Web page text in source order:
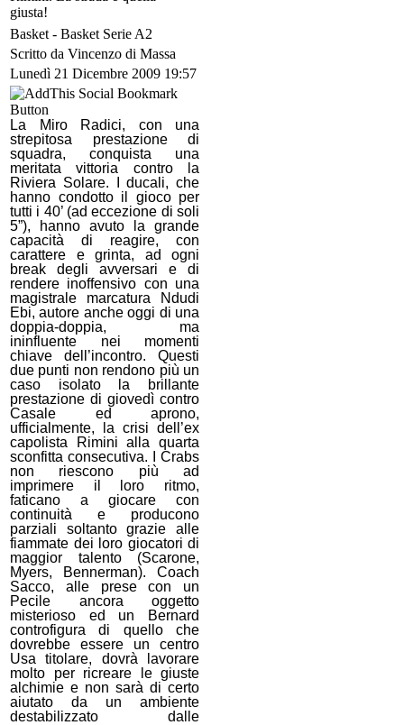
giusta!
Basket - Basket Serie A2
Scritto da Vincenzo di Massa
Lunedì 21 Dicembre 2009 19:57
La Miro Radici, con una
strepitosa prestazione di
squadra, conquista una
meritata vittoria contro la
Riviera Solare. I ducali, che
hanno condotto il gioco per
tutti i 40’ (ad eccezione di soli
5”), hanno avuto la grande
capacità di reagire, con
carattere e grinta, ad ogni
break degli avversari e di
rendere inoffensivo con una
magistrale marcatura Ndudi
Ebi, autore anche oggi di una
doppia-doppia, ma
ininfluente nei momenti
chiave dell’incontro. Questi
due punti non rendono più un
caso isolato la brillante
prestazione di giovedì contro
Casale ed aprono,
ufficialmente, la crisi dell’ex
capolista Rimini alla quarta
sconfitta consecutiva. I Crabs
non riescono più ad
imprimere il loro ritmo,
faticano a giocare con
continuità e producono
parziali soltanto grazie alle
fiammate dei loro giocatori di
maggior talento (Scarone,
Myers, Bennerman). Coach
Sacco, alle prese con un
Pecile ancora oggetto
misterioso ed un Bernard
controfigura di quello che
dovrebbe essere un centro
Usa titolare, dovrà lavorare
molto per ricreare le giuste
alchimie e non sarà di certo
aiutato da un ambiente
destabilizzato dalle